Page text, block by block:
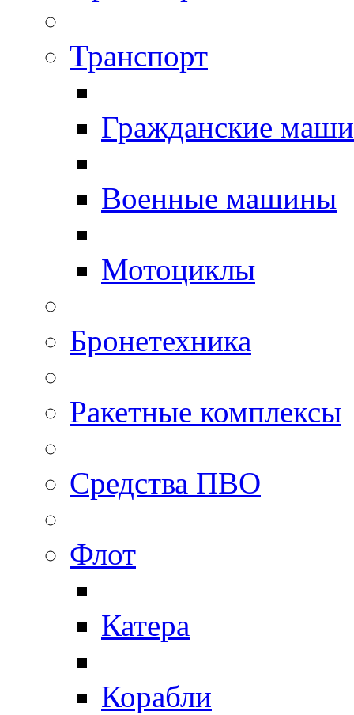
Транспорт
Гражданские
Военные машины
Мотоциклы
Бронетехника
Ракетные комплексы
Средства ПВО
Флот
Катера
Корабли